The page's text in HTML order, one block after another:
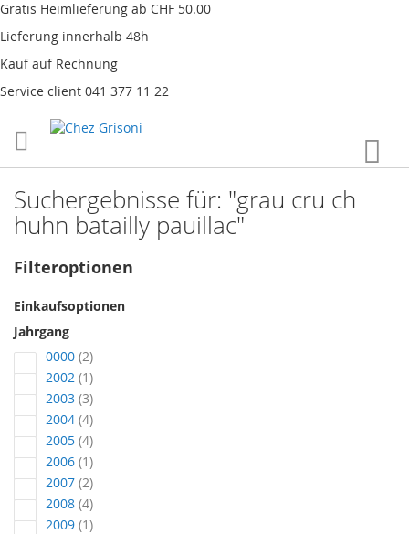
Gratis Heimlieferung ab CHF 50.00
Lieferung innerhalb 48h
Kauf auf Rechnung
Service client 041 377 11 22
Inhalt
Suchergebnisse für: "grau cru ch
huhn batailly pauillac"
Filteroptionen
Einkaufsoptionen
Jahrgang
0000 2Artikel
2002 1Artikel
2003 3Artikel
2004 4Artikel
2005 4Artikel
2006 1Artikel
2007 2Artikel
2008 4Artikel
2009 1Artikel